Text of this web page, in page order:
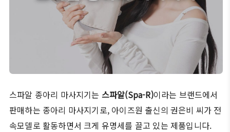
스파알 종아리 마사지기는 스파알(Spa-R)이라는 브랜드에서
판매하는 종아리 마사지기로, 아이즈원 출신의 권은비 씨가 전
속모델로 활동하면서 크게 유명세를 끌고 있는 제품입니다.